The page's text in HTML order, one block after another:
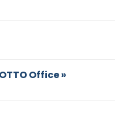
Office »